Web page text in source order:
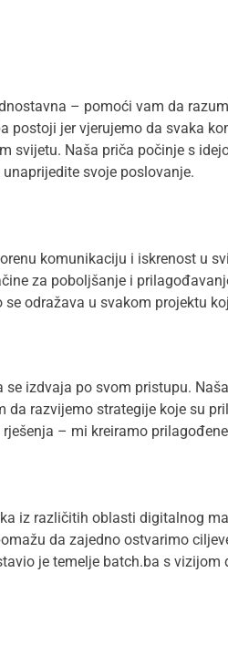
– pomoći vam da
postoji jer vjerujemo da svaka
svijetu. Naša priča počinje s
svoje poslovanje.
komunikaciju i iskrenost u
za poboljšanje i
odražava u svakom projektu
izdvaja po svom pristupu.
razvijemo strategije koje su
– mi kreiramo
iz različitih oblasti digitalnog
da zajedno ostvarimo
je temelje batch.ba s vizijom